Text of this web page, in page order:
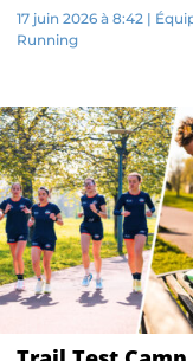
17 juin 2026 à 8:42 |
Running